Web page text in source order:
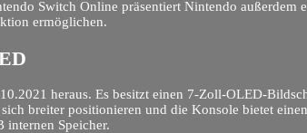
Switch Online präsentiert Nintendo außerdem
ermöglichen.
heraus. Es besitzt einen 7-Zoll-OLED-
breiter positionieren und die Konsole bietet
internen Speicher.